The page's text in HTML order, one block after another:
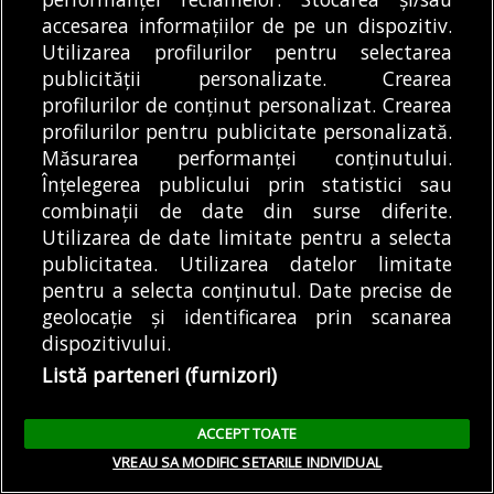
mai mici decât cele din devizele grădinițelor din
Cluj sau Suceava. Când vine vorba de
consultanță, adică de managementul de proiect
și de auditul financiar, grădinițele nr. 283 și nr.
50 plătesc jumătate din cât a cheltuit Primăria
Cluj.
Be Home Concept SRL – afaceri
cu sectorul 1 și alți politicieni
controversați
În urmă cu 12 ani, printre ambasadele de pe
Bulevardul Aviatorilor își făcea apariția o firmă
statul român. Be Home Concept, înființată de
Elena Bejan, pornea atunci la drum cu un capital
accesarea informațiilor de pe un dispozitiv.
Utilizarea profilurilor pentru selectarea
publicității personalizate. Crearea
profilurilor de conținut personalizat. Crearea
profilurilor pentru publicitate personalizată.
Măsurarea performanței conținutului.
Înțelegerea publicului prin statistici sau
combinații de date din surse diferite.
Utilizarea de date limitate pentru a selecta
publicitatea. Utilizarea datelor limitate
pentru a selecta conținutul. Date precise de
geolocație și identificarea prin scanarea
dispozitivului.
Listă parteneri (furnizori)
ACCEPT TOATE
VREAU SA MODIFIC SETARILE INDIVIDUAL